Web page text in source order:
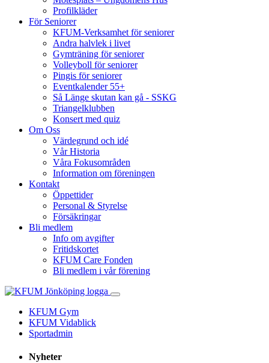
Profilkläder
För Seniorer
KFUM-Verksamhet för seniorer
Andra halvlek i livet
Gymträning för seniorer
Volleyboll för seniorer
Pingis för seniorer
Eventkalender 55+
Så Länge skutan kan gå - SSKG
Triangelklubben
Konsert med quiz
Om Oss
Värdegrund och idé
Vår Historia
Våra Fokusområden
Information om föreningen
Kontakt
Öppettider
Personal & Styrelse
Försäkringar
Bli medlem
Info om avgifter
Fritidskortet
KFUM Care Fonden
Bli medlem i vår förening
KFUM Gym
KFUM Vidablick
Sportadmin
Nyheter